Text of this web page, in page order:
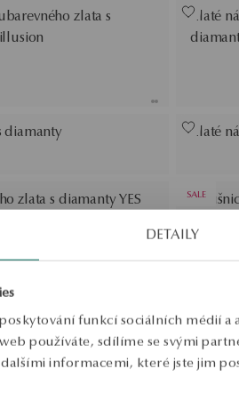
DETAILY
funkcí sociálních médií a
používáte, sdílíme se svými
informacemi, které jste jim
zlata s
Zlaté
diamanty Zlaté
zlata s diamanty YES
SALE
Běžná